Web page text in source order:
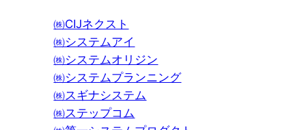
㈱CIJネクスト
㈱システムアイ
㈱システムオリジン
㈱システムプランニング
㈱スギナシステム
㈱ステップコム